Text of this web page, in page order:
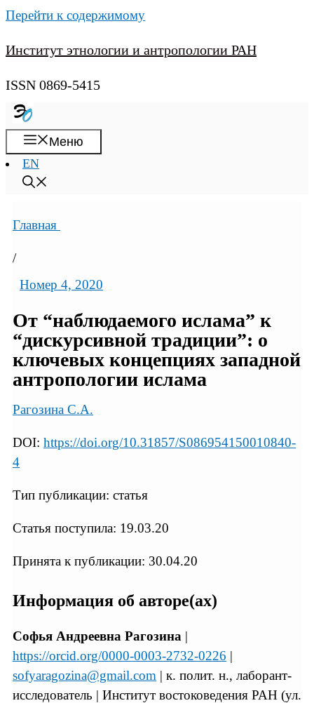
Перейти к содержимому
Институт этнологии и антропологии РАН
ISSN 0869-5415
Меню
EN
Главная
/
Номер 4, 2020
От “наблюдаемого ислама” к
“дискурсивной традиции”: о
ключевых концепциях западной
антропологии ислама
Рагозина С.А.
DOI: https://doi.org/10.31857/S086954150010840-
4
Тип публикации: статья
Статья поступила: 19.03.20
Принята к публикации: 30.04.20
Информация об авторе(ах)
Софья Андреевна Рагозина |
https://orcid.org/0000-0003-2732-0226 |
sofyaragozina@gmail.com | к. полит. н., лаборант-
исследователь | Институт востоковедения РАН (ул.